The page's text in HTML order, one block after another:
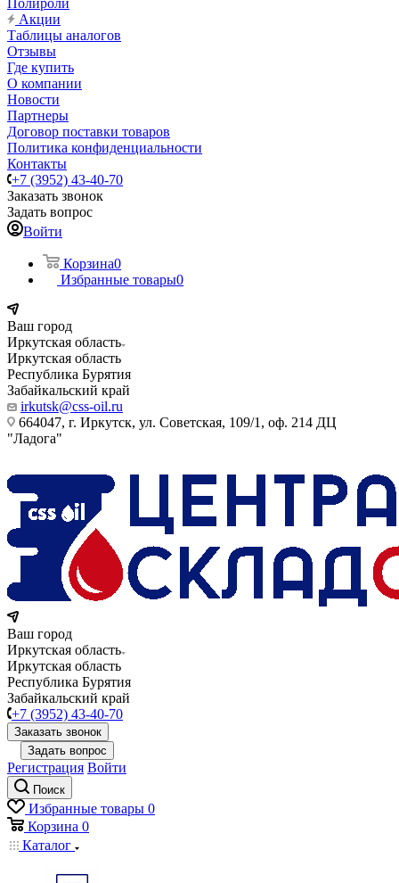
Полироли
Акции
Таблицы аналогов
Отзывы
Где купить
О компании
Новости
Партнеры
Договор поставки товаров
Политика конфиденциальности
Контакты
+7 (3952) 43-40-70
Заказать звонок
Задать вопрос
Войти
Корзина0
Избранные товары0
Ваш город
Иркутская область
Иркутская область
Республика Бурятия
Забайкальский край
irkutsk@css-oil.ru
664047, г. Иркутск, ул. Советская, 109/1, оф. 214 ДЦ
"Ладога"
Ваш город
Иркутская область
Иркутская область
Республика Бурятия
Забайкальский край
+7 (3952) 43-40-70
Заказать звонок
Задать вопрос
Регистрация Войти
Поиск
Избранные товары 0
Корзина 0
Каталог